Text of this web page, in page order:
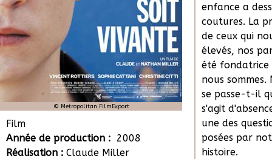
© Metropolitan FilmExport
Film
Année de production : 2008
Réalisation : Claude Miller
enfance a
coutures. La
de ceux qui
élevés, nos
été fondatrice
nous sommes.
se passe-t-il
s'agit
une des
posées par
histoire.